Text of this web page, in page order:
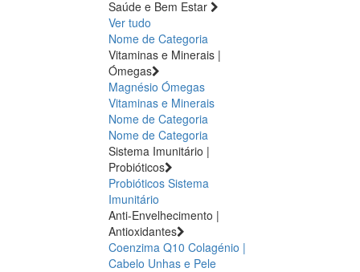
Saúde e Bem Estar
Ver tudo
Nome de Categoria
Vitaminas e Minerais |
Ómegas
Magnésio Ómegas
Vitaminas e Minerais
Nome de Categoria
Nome de Categoria
Sistema Imunitário |
Probióticos
Probióticos Sistema
Imunitário
Anti-Envelhecimento |
Antioxidantes
Coenzima Q10 Colagénio |
Cabelo Unhas e Pele